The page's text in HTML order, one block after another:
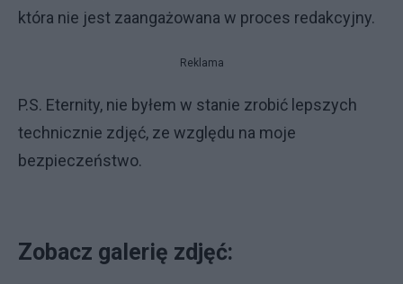
która nie jest zaangażowana w proces redakcyjny.
Reklama
P.S. Eternity, nie byłem w stanie zrobić lepszych
technicznie zdjęć, ze względu na moje
bezpieczeństwo.
Zobacz galerię zdjęć: